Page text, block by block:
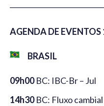
AGENDA DE
BRASIL
09h00BC: IBC-Br – Jul
14h30BC: Fluxo cambial